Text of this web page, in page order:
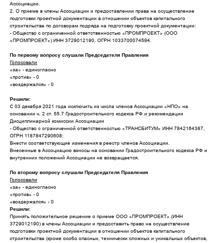
Ассоциации.
2. О приеме в члены Ассоциации и предоставлении права на осуществление
подготовки проектной документации в отношении объектов капитального
строительства по договорам подряда на подготовку проектной документации:
- Общество с ограниченной ответственностью «ПРОМПРОЕКТ» (ООО
«ПРОМПРОЕКТ») ИНН 3729012190, ОГРН 1033700074594.
По первому вопросу слушали Председателя Правления
Голосовали
«за» - единогласно
«против» - 0
«воздержался» - 0
Решили:
С 03 декабря 2021 года исключить из числа членов Ассоциации «НПО» на
основании ч. 2 ст. 55.7 Градостроительного кодекса РФ и рекомендации
Дисциплинарной комиссии Ассоциации
- Общество с ограниченной ответственностью «ТРАНСБИТУМ» ИНН 7842164387,
ОГРН 1187847290608;
Внести соответствующие изменения в реестр членов Ассоциации.
Внесенные в Ассоциацию взносы на основании Градостроительного кодекса РФ и
внутренних положений Ассоциации не возвращается.
По второму вопросу слушали Председателя Правления
Голосовали
«за» - единогласно
«против» - 0
«воздержался» - 0
Решили:
Принять положительное решение о приеме ООО «ПРОМПРОЕКТ» (ИНН
3729012190) в члены Ассоциации и предоставить право на осуществление
подготовки проектной документации в отношении объектов капитального
строительства (кроме особо опасных, технически сложных и уникальных объектов,